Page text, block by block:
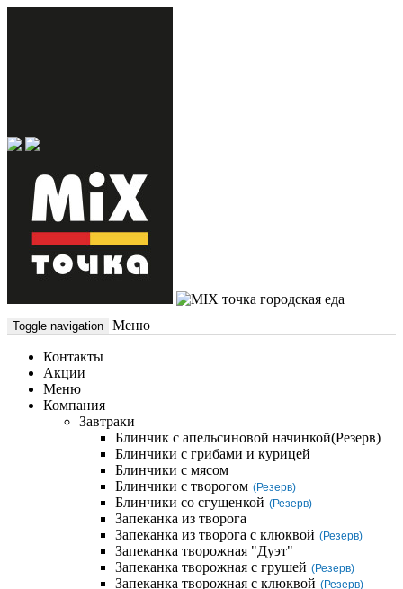
городская еда
Toggle navigation Меню
Контакты
Акции
Меню
Компания
Завтраки
Блинчик с апельсиновой начинкой(Резерв)
Блинчики с грибами и курицей
Блинчики с мясом
Блинчики с творогом (Резерв)
Блинчики со сгущенкой (Резерв)
Запеканка из творога
Запеканка из творога с клюквой (Резерв)
Запеканка творожная "Дуэт"
Запеканка творожная с грушей (Резерв)
Запеканка творожная с клюквой (Резерв)